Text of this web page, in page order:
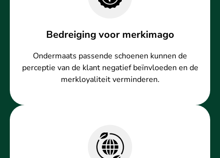
Bedreiging voor merkimago
Ondermaats passende schoenen kunnen de
perceptie van de klant negatief beïnvloeden en de
merkloyaliteit verminderen.